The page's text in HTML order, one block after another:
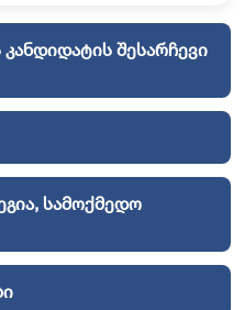
შესარჩევი
სამოქმედო